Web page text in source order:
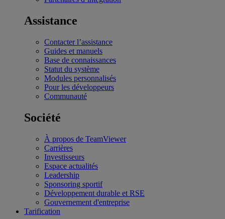
Assistance
Contacter l’assistance
Guides et manuels
Base de connaissances
Statut du système
Modules personnalisés
Pour les développeurs
Communauté
Société
À propos de TeamViewer
Carrières
Investisseurs
Espace actualités
Leadership
Sponsoring sportif
Développement durable et RSE
Gouvernement d'entreprise
Tarification